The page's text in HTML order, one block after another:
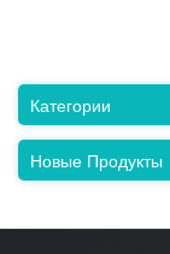
Категории
Новые Продукты